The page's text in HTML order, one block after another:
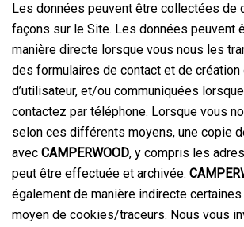
Les données peuvent être collectées de
façons sur le Site. Les données peuvent
manière directe lorsque vous nous les
des formulaires de contact et de création
d’utilisateur, et/ou communiquées
contactez par téléphone. Lorsque vous
selon ces différents moyens, une copie
avec CAMPERWOOD, y compris les
peut être effectuée et archivée.
également de manière indirecte
moyen de cookies/traceurs. Nous vous